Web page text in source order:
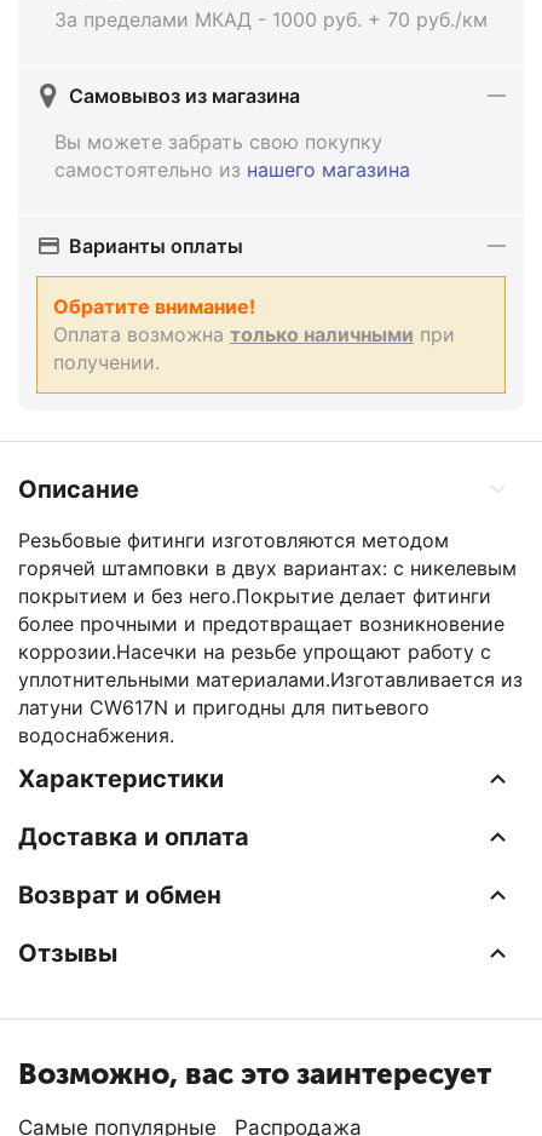
За пределами МКАД - 1000 руб. + 70 руб./км
Самовывоз из магазина
Вы можете забрать свою покупку
самостоятельно из нашего магазина
Варианты оплаты
Обратите внимание!
Оплата возможна только наличными при
получении.
Описание
Резьбовые фитинги изготовляются методом
горячей штамповки в двух вариантах: с никелевым
покрытием и без него.Покрытие делает фитинги
более прочными и предотвращает возникновение
коррозии.Насечки на резьбе упрощают работу с
уплотнительными материалами.Изготавливается из
латуни CW617N и пригодны для питьевого
водоснабжения.
Характеристики
Доставка и оплата
Возврат и обмен
Отзывы
Возможно, вас это заинтересует
Самые популярные Распродажа